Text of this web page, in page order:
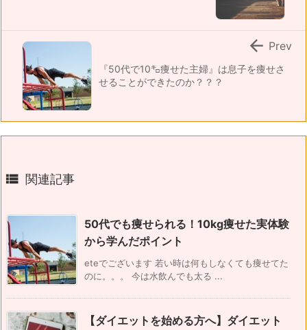
『50代で10㌔痩せた主婦』は息子を痩せさ
せることができたのか？？？
 Prev
 関連記事
50代でも痩せられる！10kg痩せた実体験
から学んだポイント
eteでございます 若い時は何もしなくても痩せてた
のに。。。 今は水飲んでも太る ...
【ダイエットを始める方へ】ダイエット